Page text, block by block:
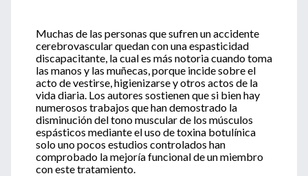
Muchas de las personas que sufren un accidente
cerebrovascular quedan con una espasticidad
discapacitante, la cual es más notoria cuando toma
las manos y las muñecas, porque incide sobre el
acto de vestirse, higienizarse y otros actos de la
vida diaria. Los autores sostienen que si bien hay
numerosos trabajos que han demostrado la
disminución del tono muscular de los músculos
espásticos mediante el uso de toxina botulínica
solo uno pocos estudios controlados han
comprobado la mejoría funcional de un miembro
con este tratamiento.